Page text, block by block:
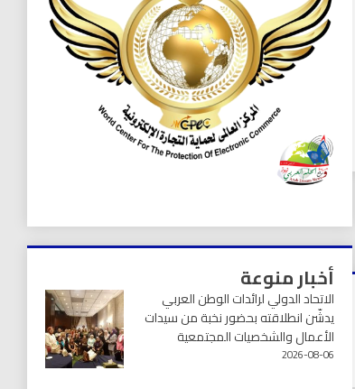
أخبار منوعة
الاتحاد الدولي لرائدات الوطن العربي
يدشّن انطلاقته بحضور نخبة من سيدات
الأعمال والشخصيات المجتمعية
2026-08-06